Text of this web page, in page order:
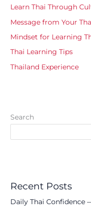
Learn Thai Through
Message from Your
Mindset for Learning
Thai Learning Tips
Thailand Experience
Search
Recent Posts
Daily Thai Confidence